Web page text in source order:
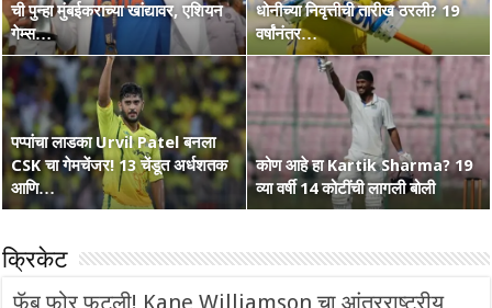
ची पुन्हा मुंबईकराच्या खांद्यावर, एशियन
गेम्स…
धोनीच्या निवृत्तीची तारीख ठरली? 19
वर्षांनंतर…
पप्पांचा लाडका Urvil Patel बनला
CSK चा गेमचेंजर! 13 चेंडूत अर्धशतक
आणि…
कोण आहे हा Kartik Sharma? 19
व्या वर्षी 14 कोटींची लागली बोली
कोण हा Raghu Sharma? वय 33,
कृष्णभक्त, शेन वॉर्न आणि बरंच काही
चा आणखी एक शतकी धमाका! 36 चेंडूत
…
सरपंच श्रेयसच्या Punjab Kings चा
वर्ल्ड रेकॉर्ड! दिल्लीविरूद्ध चेस केले 264
Australia Retain The Ashes
2025-2026
क्रिकेट